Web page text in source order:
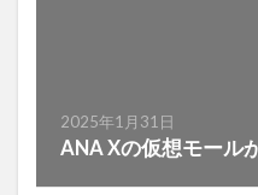
2025年1月31日
ANA Xの仮想モール